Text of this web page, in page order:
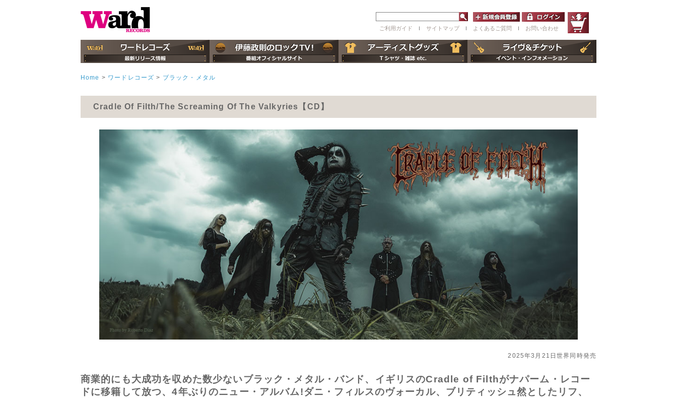
ご利用ガイド ｌ サイトマップ ｌ よくあるご質問 ｌ お問い合わせ
Home > ワードレコーズ > ブラック・メタル
Cradle Of Filth/The Screaming Of The Valkyries【CD】
2025年3月21日世界同時発売
商業的にも大成功を収めた数少ないブラック・メタル・バンド、イギリスのCradle of Filthがナパーム・レコー
ドに移籍して放つ、4年ぶりのニュー・アルバム!ダニ・フィルスのヴォーカル、ブリティッシュ然としたリフ、